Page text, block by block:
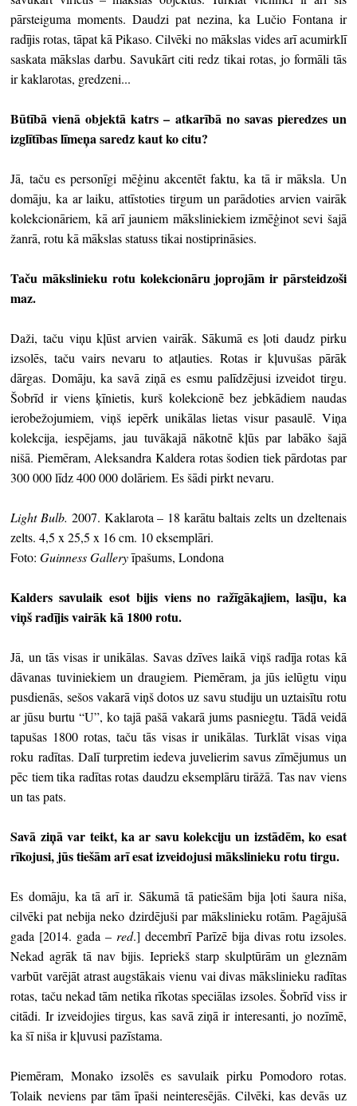
pārsteiguma moments. Daudzi pat nezina, ka Lučio Fontana ir
radījis rotas, tāpat kā Pikaso. Cilvēki no mākslas vides arī acumirklī
saskata mākslas darbu. Savukārt citi redz tikai rotas, jo formāli tās
ir kaklarotas, gredzeni...
Būtībā vienā objektā katrs – atkarībā no savas pieredzes un
izglītības līmeņa saredz kaut ko citu?
Jā, taču es personīgi mēģinu akcentēt faktu, ka tā ir māksla. Un
domāju, ka ar laiku, attīstoties tirgum un parādoties arvien vairāk
kolekcionāriem, kā arī jauniem māksliniekiem izmēģinot sevi šajā
žanrā, rotu kā mākslas statuss tikai nostiprināsies.
Taču mākslinieku rotu kolekcionāru joprojām ir pārsteidzoši
maz.
Daži, taču viņu kļūst arvien vairāk. Sākumā es ļoti daudz pirku
izsolēs, taču vairs nevaru to atļauties. Rotas ir kļuvušas pārāk
dārgas. Domāju, ka savā ziņā es esmu palīdzējusi izveidot tirgu.
Šobrīd ir viens ķīnietis, kurš kolekcionē bez jebkādiem naudas
ierobežojumiem, viņš iepērk unikālas lietas visur pasaulē. Viņa
kolekcija, iespējams, jau tuvākajā nākotnē kļūs par labāko šajā
nišā. Piemēram, Aleksandra Kaldera rotas šodien tiek pārdotas par
300 000 līdz 400 000 dolāriem. Es šādi pirkt nevaru.
Light Bulb. 2007. Kaklarota – 18 karātu baltais zelts un dzeltenais
zelts. 4,5 x 25,5 x 16 cm. 10 eksemplāri.
Foto:Guinness Galleryīpašums, Londona
Kalders savulaik esot bijis viens no ražīgākajiem, lasīju, ka
viņš radījis vairāk kā 1800 rotu.
Jā, un tās visas ir unikālas. Savas dzīves laikā viņš radīja rotas kā
dāvanas tuviniekiem un draugiem. Piemēram, ja jūs ielūgtu viņu
pusdienās, sešos vakarā viņš dotos uz savu studiju un uztaisītu rotu
ar jūsu burtu “U”, ko tajā pašā vakarā jums pasniegtu. Tādā veidā
tapušas 1800 rotas, taču tās visas ir unikālas. Turklāt visas viņa
roku radītas. Dalī turpretim iedeva juvelierim savus zīmējumus un
pēc tiem tika radītas rotas daudzu eksemplāru tirāžā. Tas nav viens
un tas pats.
Savā ziņā var teikt, ka ar savu kolekciju un izstādēm, ko esat
rīkojusi, jūs tiešām arī esat izveidojusi mākslinieku rotu tirgu.
Es domāju, ka tā arī ir. Sākumā tā patiešām bija ļoti šaura niša,
cilvēki pat nebija neko dzirdējuši par mākslinieku rotām. Pagājušā
gada [2014. gada –red.] decembrī Parīzē bija divas rotu izsoles.
Nekad agrāk tā nav bijis. Iepriekš starp skulptūrām un gleznām
varbūt varējāt atrast augstākais vienu vai divas mākslinieku radītas
rotas, taču nekad tām netika rīkotas speciālas izsoles. Šobrīd viss ir
citādi. Ir izveidojies tirgus, kas savā ziņā ir interesanti, jo nozīmē,
ka šī niša ir kļuvusi pazīstama.
Piemēram, Monako izsolēs es savulaik pirku Pomodoro rotas.
Tolaik neviens par tām īpaši neinteresējās. Cilvēki, kas devās uz